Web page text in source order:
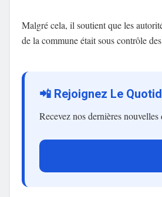
Malgré cela, il soutient que les
de la commune était sous contrôle
📲 Rejoignez Le
Recevez nos dernières